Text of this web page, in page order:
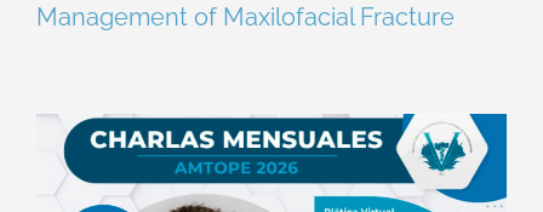
Management of Maxilofacial Fracture